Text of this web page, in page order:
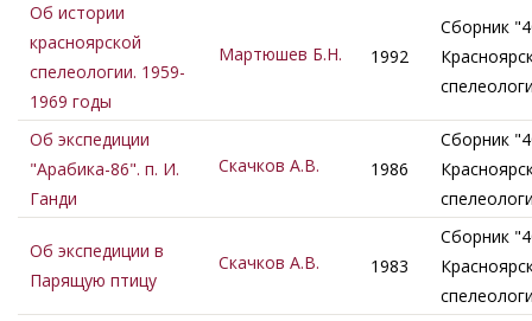
Об истории
красноярской
спелеологии. 1959-
1969 годы
Мартюшев Б.Н. 1992
Сборник
Об экспедиции
"Арабика-86". п. И.
Ганди
Скачков А.В. 1986
Сборник
Об экспедиции в
Парящую птицу
Скачков А.В. 1983
Сборник